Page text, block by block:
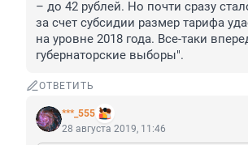
– до 42 рублей. Но почти сразу
за счет субсидии размер тарифа
на уровне 2018 года. Все-таки
губернаторские выборы".
ОТВЕТИТЬ
***_555
28 августа 2019, 11:46